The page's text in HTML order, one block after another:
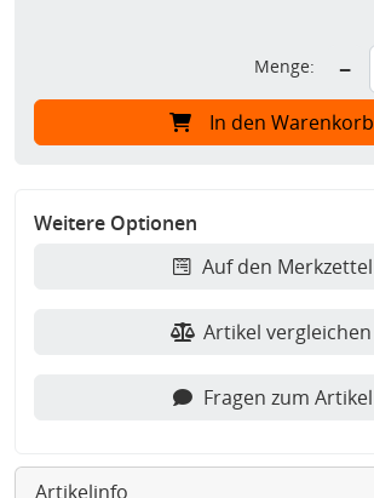
Menge: −
In den Warenkorb
Weitere Optionen
Auf den Merkzettel
Artikel vergleichen
Fragen zum Artikel
Artikelinfo